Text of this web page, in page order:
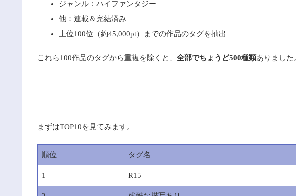
ジャンル：ハイファンタジー
他：連載＆完結済み
上位100位（約45,000pt）までの作品のタグを抽出
これら100作品のタグから重複を除くと、 全部でちょうど500種類ありました
まずはTOP10を見てみます。
順位 タグ名
1 R15